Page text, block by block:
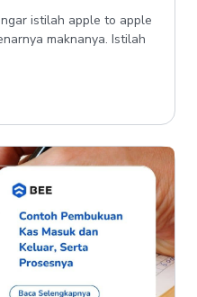
istilah apple to apple
maknanya. Istilah